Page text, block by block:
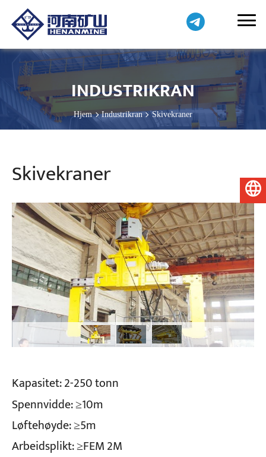
INDUSTRIKRAN
Hjem Industrikran Skivekraner
Skivekraner
Kapasitet: 2-250 tonn
Spennvidde: ≥10m
Løftehøyde: ≥5m
Arbeidsplikt: ≥FEM 2M
Norsk